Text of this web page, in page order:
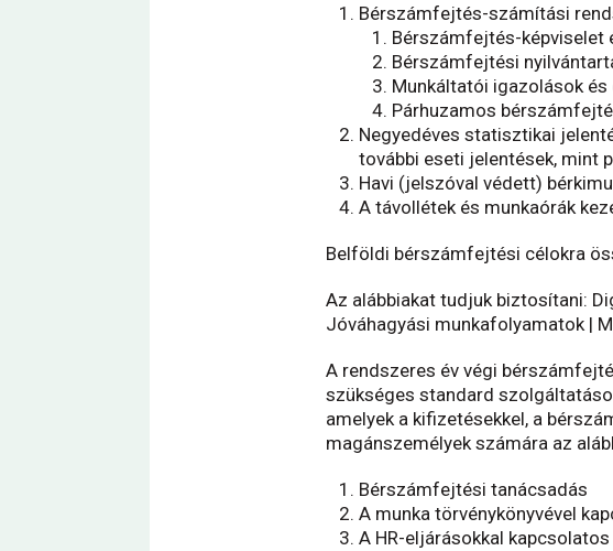
Bérszámfejtés-számítási
Bérszámfejtés-képviselet
Bérszámfejtési
Munkáltatói igazolások
Párhuzamos
Negyedéves statisztikai
további eseti jelentések, mint
Havi (jelszóval védett)
A távollétek és munkaórák
Belföldi bérszámfejtési célokra
Az alábbiakat tudjuk biztosítani:
Jóváhagyási munkafolyamatok |
A rendszeres év végi
szükséges standard
amelyek a kifizetésekkel, a
magánszemélyek számára az
Bérszámfejtési tanácsadás
A munka törvénykönyvével
A HR-eljárásokkal